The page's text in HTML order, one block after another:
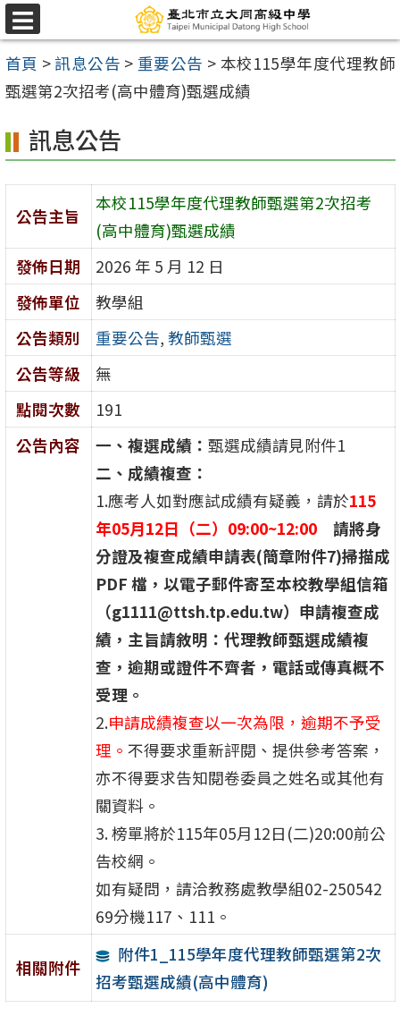
跳
至
主
要
容
區
選
單
首頁 >訊息公告 > 重要公告 > 本校115學年度代理教師
甄選第2次招考(高中體育)甄選成績
訊息公告
公告主旨
本校115學年度代理教師甄選第2次招考
(高中體育)甄選成績
發佈日期
2026 年 5 月 12 日
發佈單位
教學組
公告類別
重要公告, 教師甄選
公告等級
無
點閱次數
191
公告內容
一、複選成績： 甄選成績請見附件1
二、成績複查：
1.應考人如對應試成績有疑義，請於115
年05月12日（二）09:00~12:00
請將身
分證及複查成績申請表(簡章附件7)掃描成
PDF 檔，以電子郵件寄至本校教學組信箱
（g1111@ttsh.tp.edu.tw）申請複查成
績，主旨請敘明：代理教師甄選成績複
查，逾期或證件不齊者，電話或傳真概不
受理。
2.申請成績複查以一次為限，逾期不予受
理。 不得要求重新評閱、提供參考答案，
亦不得要求告知閱卷委員之姓名或其他有
關資料。
3. 榜單將於115年05月12日(二)20:00前公
告校網。
如有疑問，請洽教務處教學組02-250542
69分機117、111。
相關附件
附件1_115學年度代理教師甄選第2次
招考甄選成績(高中體育)